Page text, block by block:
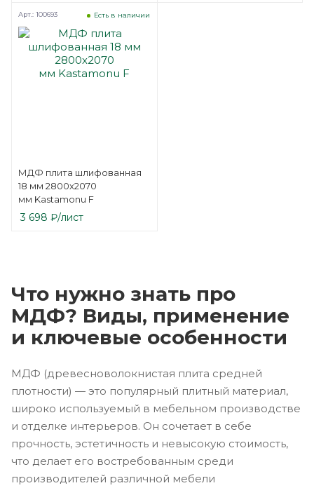
МДФ плита шлифованная
18 мм 2800х2070
мм Kastamonu F
Есть в наличии
Арт.: 100693
3 698 ₽/лист
Что нужно знать про
МДФ? Виды, применение
и ключевые особенности
МДФ (древесноволокнистая плита средней
плотности) — это популярный плитный материал,
широко используемый в мебельном производстве
и отделке интерьеров. Он сочетает в себе
прочность, эстетичность и невысокую стоимость,
что делает его востребованным среди
производителей различной мебели